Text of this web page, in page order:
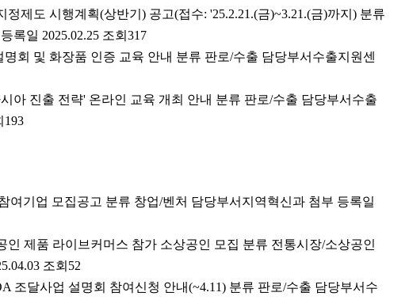
제도 시행계획(상반기) 공고(접수: '25.2.21.(금)~3.21.(금)까지) 분류
록일 2025.02.25 조회317
회 및 화장품 인증 교육 안내 분류 판로/수출 담당부서수출지원센
아 진출 전략' 온라인 교육 개최 안내 분류 판로/수출 담당부서수출
193
여기업 모집공고 분류 창업/벤처 담당부서지역혁신과 첨부 등록일
인 제품 라이브커머스 참가 소상공인 모집 분류 전통시장/소상공인
조회52
조달사업 설명회 참여신청 안내(~4.11) 분류 판로/수출 담당부서수